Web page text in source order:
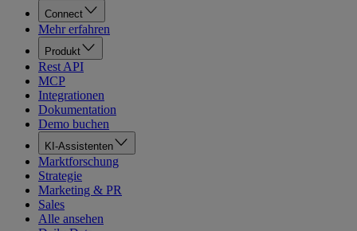
Connect
Mehr erfahren
Produkt
Rest API
MCP
Integrationen
Dokumentation
Demo buchen
KI-Assistenten
Marktforschung
Strategie
Marketing & PR
Sales
Alle ansehen